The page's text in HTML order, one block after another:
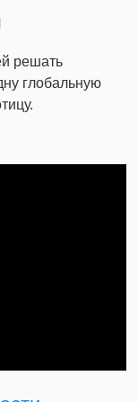
решать
глобальную